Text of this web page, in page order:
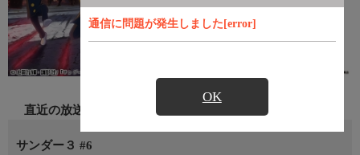
通信に問題が発生しました[error]
OK
直近の放送
サンダー３ #6